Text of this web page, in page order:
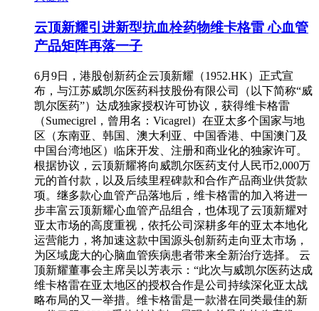
云顶新耀引进新型抗血栓药物维卡格雷 心血管
产品矩阵再落一子
6月9日，港股创新药企云顶新耀（1952.HK）正式宣
布，与江苏威凯尔医药科技股份有限公司（以下简称“威
凯尔医药”）达成独家授权许可协议，获得维卡格雷
（Sumecigrel，曾用名：Vicagrel）在亚太多个国家与地
区（东南亚、韩国、澳大利亚、中国香港、中国澳门及
中国台湾地区）临床开发、注册和商业化的独家许可。
根据协议，云顶新耀将向威凯尔医药支付人民币2,000万
元的首付款，以及后续里程碑款和合作产品商业供货款
项。继多款心血管产品落地后，维卡格雷的加入将进一
步丰富云顶新耀心血管产品组合，也体现了云顶新耀对
亚太市场的高度重视，依托公司深耕多年的亚太本地化
运营能力，将加速这款中国源头创新药走向亚太市场，
为区域庞大的心脑血管疾病患者带来全新治疗选择。 云
顶新耀董事会主席吴以芳表示：“此次与威凯尔医药达成
维卡格雷在亚太地区的授权合作是公司持续深化亚太战
略布局的又一举措。维卡格雷是一款潜在同类最佳的新